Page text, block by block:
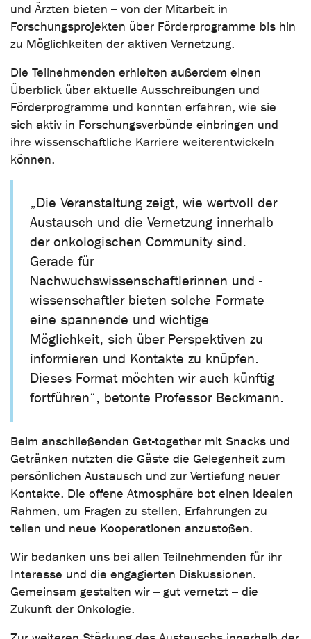
und Ärzten bieten – von der Mitarbeit in
Forschungsprojekten über Förderprogramme bis hin
zu Möglichkeiten der aktiven Vernetzung.
Die Teilnehmenden erhielten außerdem einen
Überblick über aktuelle Ausschreibungen und
Förderprogramme und konnten erfahren, wie sie
sich aktiv in Forschungsverbünde einbringen und
ihre wissenschaftliche Karriere weiterentwickeln
können.
„Die Veranstaltung zeigt, wie wertvoll der
Austausch und die Vernetzung innerhalb
der onkologischen Community sind.
Gerade für
Nachwuchswissenschaftlerinnen und -
wissenschaftler bieten solche Formate
eine spannende und wichtige
Möglichkeit, sich über Perspektiven zu
informieren und Kontakte zu knüpfen.
Dieses Format möchten wir auch künftig
fortführen“, betonte Professor Beckmann.
Beim anschließenden Get-together mit Snacks und
Getränken nutzten die Gäste die Gelegenheit zum
persönlichen Austausch und zur Vertiefung neuer
Kontakte. Die offene Atmosphäre bot einen idealen
Rahmen, um Fragen zu stellen, Erfahrungen zu
teilen und neue Kooperationen anzustoßen.
Wir bedanken uns bei allen Teilnehmenden für ihr
Interesse und die engagierten Diskussionen.
Gemeinsam gestalten wir – gut vernetzt – die
Zukunft der Onkologie.